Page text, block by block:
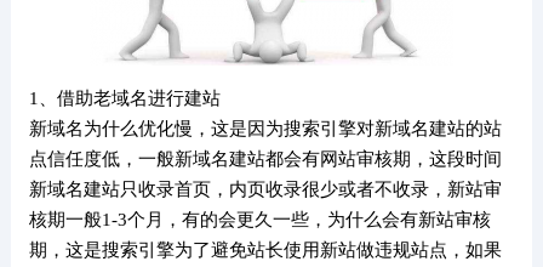
1、借助老域名进行建站
新域名为什么优化慢，这是因为搜索引擎对新域名建站的站
点信任度低，一般新域名建站都会有网站审核期，这段时间
新域名建站只收录首页，内页收录很少或者不收录，新站审
核期一般1-3个月，有的会更久一些，为什么会有新站审核
期，这是搜索引擎为了避免站长使用新站做违规站点，如果